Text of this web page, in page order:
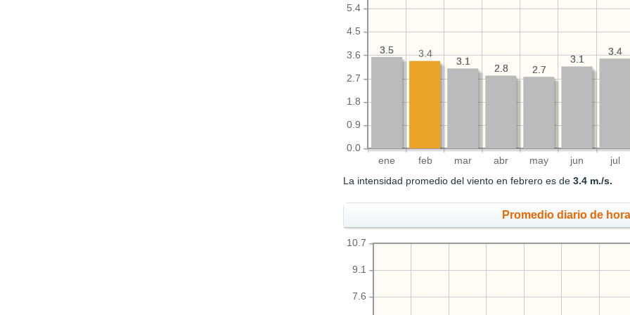
ene feb mar abr may jun jul
0.0
0.9
1.8
2.7
3.6
4.5
5.4
3.4
3.1
2.7
2.8
3.1
3.5
3.4
3.1
2.7
2.8
3.1
3.4
3.5
La intensidad promedio del viento en febrero es de3.4 m./s.
Promedio diario de
7.6
9.1
10.7